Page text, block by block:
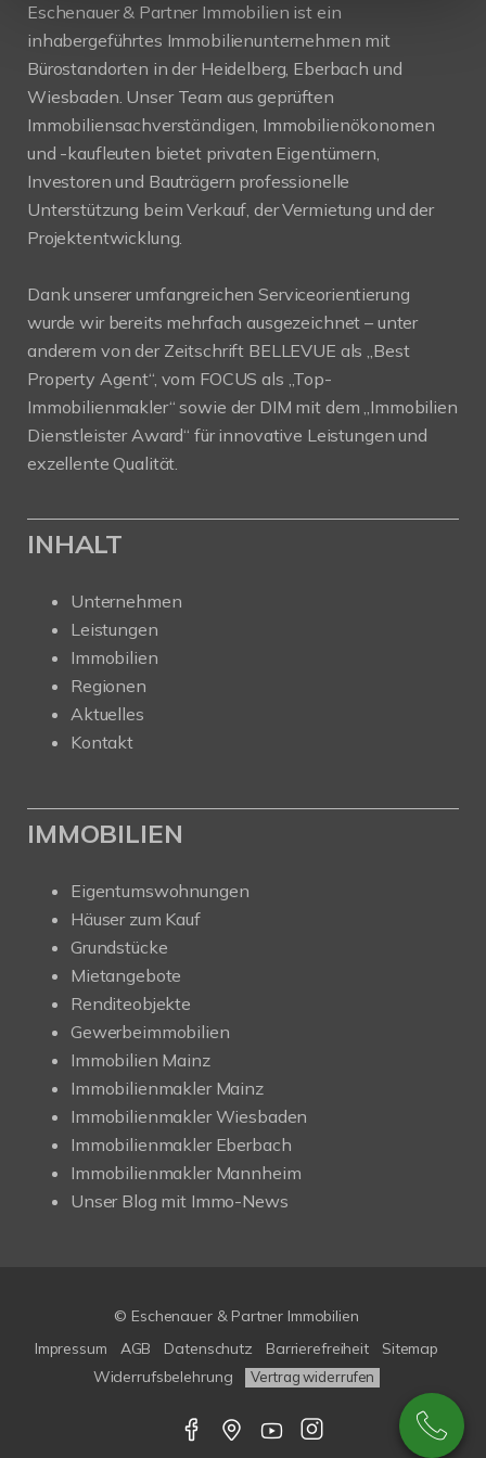
Eschenauer & Partner Immobilien ist ein
inhabergeführtes Immobilienunternehmen mit
Bürostandorten in der Heidelberg, Eberbach und
Wiesbaden. Unser Team aus geprüften
Immobiliensachverständigen, Immobilienökonomen
und -kaufleuten bietet privaten Eigentümern,
Investoren und Bauträgern professionelle
Unterstützung beim Verkauf, der Vermietung und der
Projektentwicklung.
Dank unserer umfangreichen Serviceorientierung
wurde wir bereits mehrfach ausgezeichnet – unter
anderem von der Zeitschrift BELLEVUE als „Best
Property Agent“, vom FOCUS als „Top-
Immobilienmakler“ sowie der DIM mit dem „Immobilien
Dienstleister Award“ für innovative Leistungen und
exzellente Qualität.
INHALT
Unternehmen
Leistungen
Immobilien
Regionen
Aktuelles
Kontakt
IMMOBILIEN
Eigentumswohnungen
Häuser zum Kauf
Grundstücke
Mietangebote
Renditeobjekte
Gewerbeimmobilien
Immobilien Mainz
Immobilienmakler Mainz
Immobilienmakler Wiesbaden
Immobilienmakler Eberbach
Immobilienmakler Mannheim
Unser Blog mit Immo-News
© Eschenauer & Partner Immobilien
Impressum
AGB Datenschutz Barrierefreiheit
Sitemap
Widerrufsbelehrung
Vertrag widerrufen